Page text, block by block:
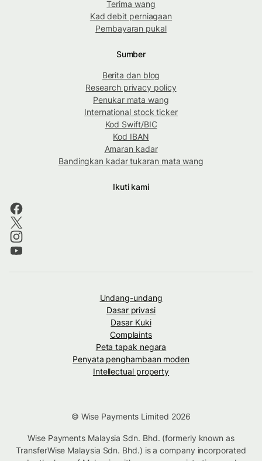
Terima wang
Kad debit perniagaan
Pembayaran pukal
Sumber
Berita dan blog
Research privacy policy
Penukar mata wang
International stock ticker
Kod Swift/BIC
Kod IBAN
Amaran kadar
Bandingkan kadar tukaran mata wang
Ikuti kami
Undang-undang
Dasar privasi
Dasar Kuki
Complaints
Peta tapak negara
Penyata penghambaan moden
Intellectual property
© Wise Payments Limited 2026
Wise Payments Malaysia Sdn. Bhd. (formerly known as
TransferWise Malaysia Sdn. Bhd.) is a company incorporated